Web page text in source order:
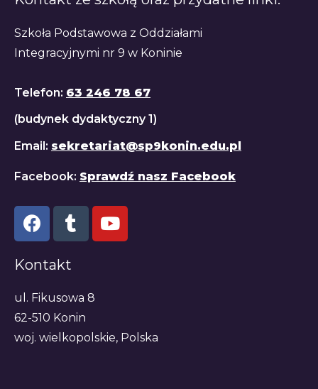
Szkoła Podstawowa z Oddziałami
Integracyjnymi nr 9 w Koninie
Telefon: 63 246 78 67
(budynek dydaktyczny 1)
Email: sekretariat@sp9konin.edu.pl
Facebook: Sprawdź nasz Facebook
Kontakt
ul. Fikusowa 8
62-510 Konin
woj. wielkopolskie, Polska